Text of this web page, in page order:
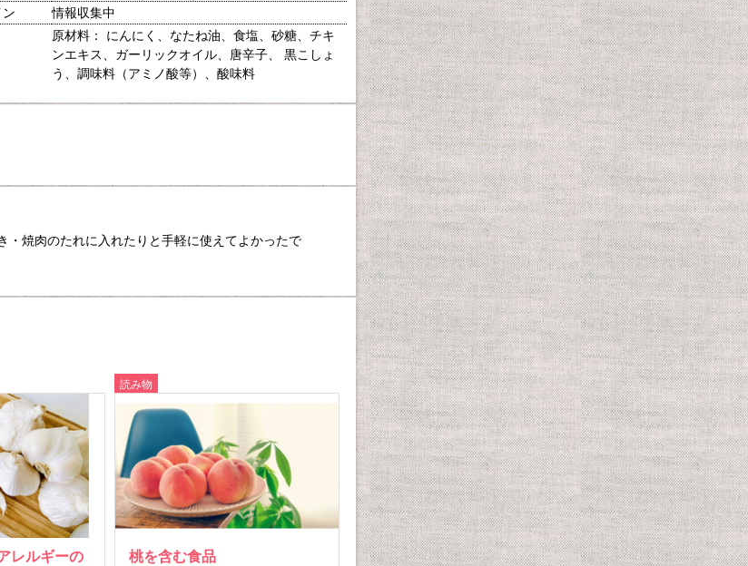
情報収集中
原材料： にんにく、なたね油、食塩、砂糖、チキ
ンエキス、ガーリックオイル、唐辛子、 黒こしょ
う、調味料（アミノ酸等）、酸味料
・焼肉のたれに入れたりと手軽に使えてよかったで
レルギーの
読み物
桃を含む食品